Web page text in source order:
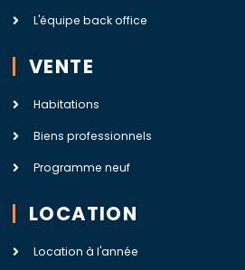
L'équipe back office
VENTE
Habitations
Biens professionnels
Programme neuf
LOCATION
Location à l'année